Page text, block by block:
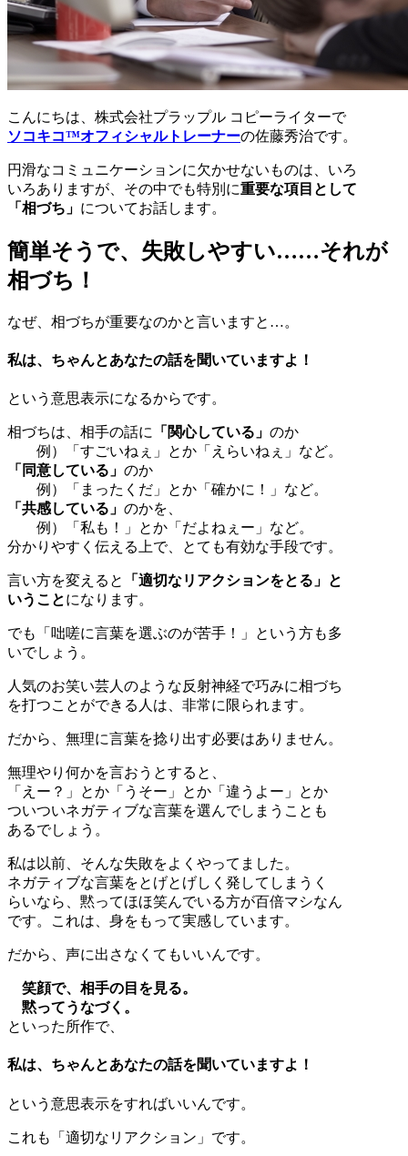
こんにちは、株式会社プラップル コピーライターで
ソコキコ™オフィシャルトレーナーの佐藤秀治です。
円滑なコミュニケーションに欠かせないものは、いろ
いろありますが、その中でも特別に重要な項目として
「相づち」 についてお話します。
簡単そうで、失敗しやすい……それが
相づち！
なぜ、相づちが重要なのかと言いますと…。
私は、ちゃんとあなたの話を聞いていますよ！
という意思表示になるからです。
相づちは、相手の話に 「関心している」 のか
例）「すごいねぇ」とか「えらいねぇ」など。
「同意している」 のか
例）「まったくだ」とか「確かに！」など。
「共感している」 のかを、
例）「私も！」とか「だよねぇー」など。
分かりやすく伝える上で、とても有効な手段です。
言い方を変えると
「適切なリアクションをとる」と
いうことになります。
でも「咄嗟に言葉を選ぶのが苦手！」という方も多
いでしょう。
人気のお笑い芸人のような反射神経で巧みに相づち
を打つことができる人は、非常に限られます。
だから、無理に言葉を捻り出す必要はありません。
無理やり何かを言おうとすると、
「えー？」とか「うそー」とか「違うよー」とか
ついついネガティブな言葉を選んでしまうことも
あるでしょう。
私は以前、そんな失敗をよくやってました。
ネガティブな言葉をとげとげしく発してしまうく
らいなら、黙ってほほ笑んでいる方が百倍マシなん
です。これは、身をもって実感しています。
だから、声に出さなくてもいいんです。
笑顔で、相手の目を見る。
黙ってうなづく。
といった所作で、
私は、ちゃんとあなたの話を聞いていますよ！
という意思表示をすればいいんです。
これも「適切なリアクション」です。